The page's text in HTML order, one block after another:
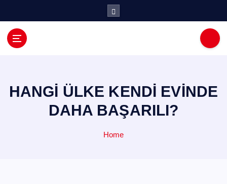
HANGİ ÜLKE KENDİ EVİNDE
DAHA BAŞARILI?
Home